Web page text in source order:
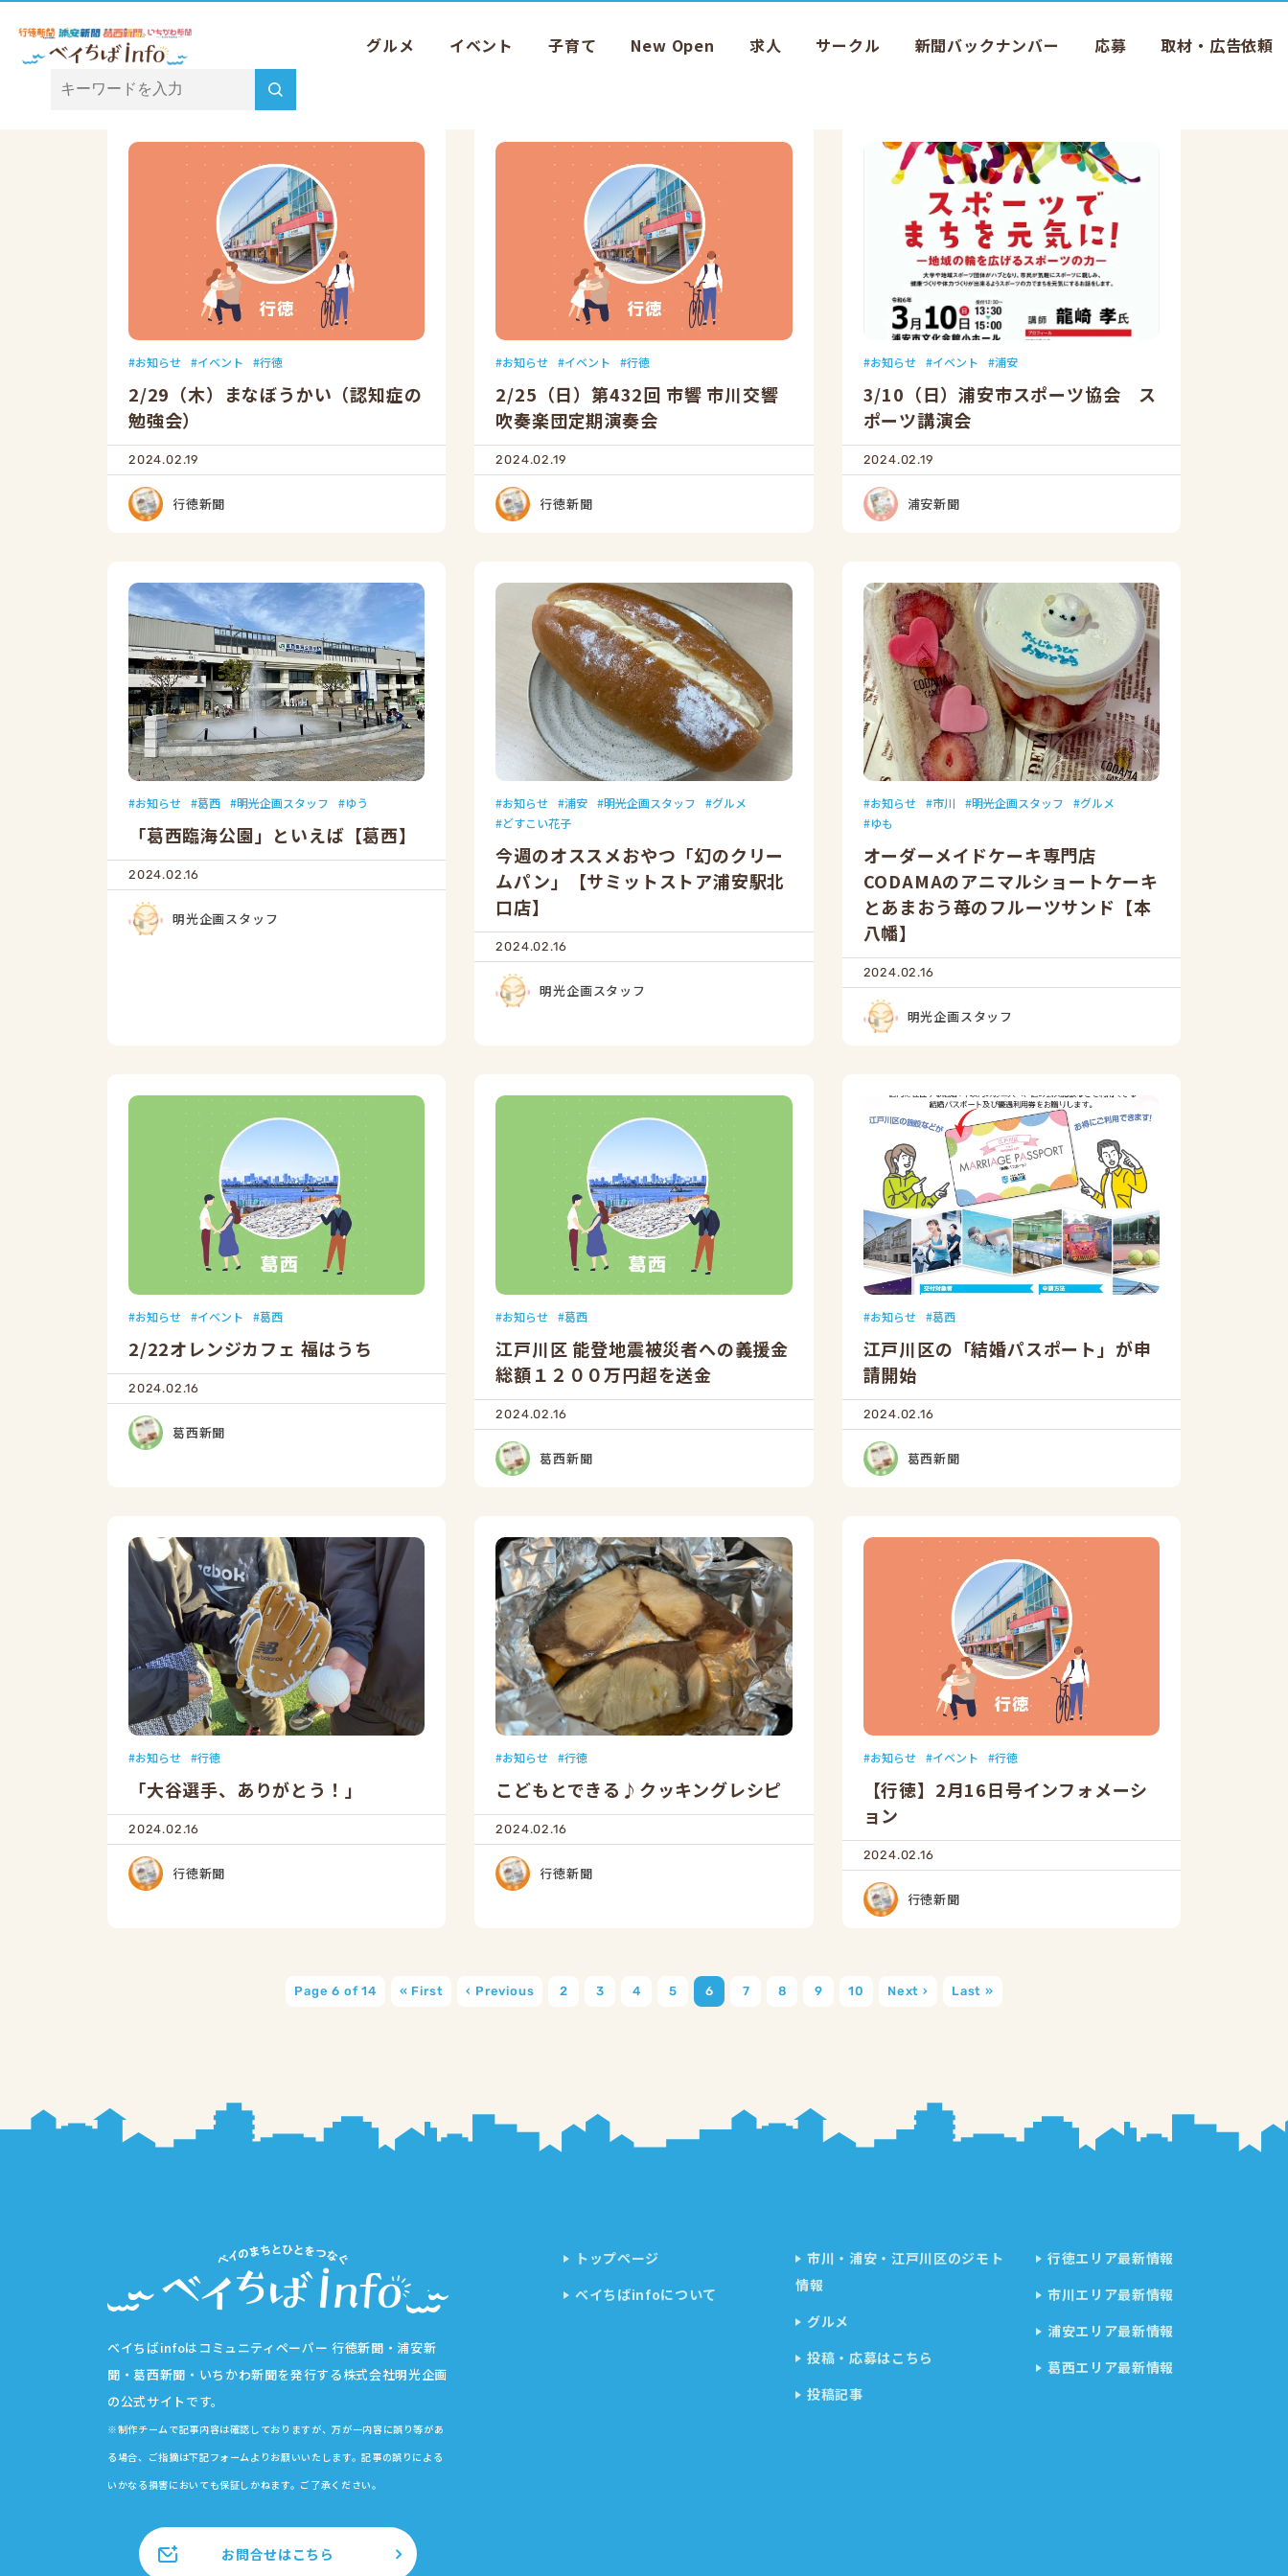
グルメ イベント 子育て New Open 求人 サークル 新聞バックナンバー 応募 取材・広告依頼
TOP 2024年 アーカイブ
お知らせ イベント 行徳
2/29（木）まなぼうかい（認知症の
勉強会）
2024.02.19
行徳新聞
お知らせ イベント 行徳
2/25（日）第432回 市響 市川交響
吹奏楽団定期演奏会
2024.02.19
行徳新聞
お知らせ イベント 浦安
3/10（日）浦安市スポーツ協会 ス
ポーツ講演会
2024.02.19
浦安新聞
お知らせ 葛西 明光企画スタッフ ゆう
「葛西臨海公園」といえば【葛西】
2024.02.16
明光企画スタッフ
お知らせ 浦安 明光企画スタッフ
グルメ
どすこい花子
今週のオススメおやつ「幻のクリー
ムパン」【サミットストア浦安駅北
口店】
2024.02.16
明光企画スタッフ
お知らせ 市川 明光企画スタッフ
グルメ
ゆも
オーダーメイドケーキ専門店
CODAMAのアニマルショートケーキ
とあまおう苺のフルーツサンド【本
八幡】
2024.02.16
明光企画スタッフ
お知らせ イベント 葛西
2/22オレンジカフェ 福はうち
2024.02.16
葛西新聞
お知らせ 葛西
江戸川区 能登地震被災者への義援金
総額１２００万円超を送金
2024.02.16
葛西新聞
お知らせ 葛西
江戸川区の「結婚パスポート」が申
請開始
2024.02.16
葛西新聞
お知らせ 行徳
「大谷選手、ありがとう！」
2024.02.16
行徳新聞
お知らせ 行徳
こどもとできる♪クッキングレシピ
2024.02.16
行徳新聞
お知らせ イベント 行徳
【行徳】2月16日号インフォメーシ
ョン
2024.02.16
行徳新聞
Page 6 of 14 « First ‹ Previous 2 3 4 5 6 7 8 9 10 Next › Last »
ベイちばinfoはコミュニティペーパー 行徳新聞・浦安新
聞・葛西新聞・いちかわ新聞を発行する株式会社明光企画
の公式サイトです。
※制作チームで記事内容は確認しておりますが、万が一内容に誤り等があ
る場合、ご指摘は下記フォームよりお願いいたします。記事の誤りによる
いかなる損害においても保証しかねます。ご了承ください。
お問合せはこちら
トップページ
ベイちばinfoについて
市川・浦安・江戸川区のジモト
情報
グルメ
投稿・応募はこちら
投稿記事
行徳エリア最新情報
市川エリア最新情報
浦安エリア最新情報
葛西エリア最新情報